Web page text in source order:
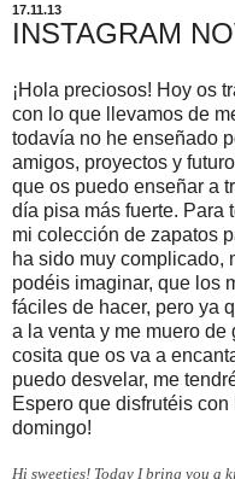
17.11.13
INSTAGRAM
¡Hola preciosos! Hoy os
con lo que llevamos de
todavía no he enseñado
amigos, proyectos y
que os puedo enseñar a
día pisa más fuerte. Para
mi colección de zapatos
ha sido muy complicado,
podéis imaginar, que los
fáciles de hacer, pero ya
a la venta y me muero de
cosita que os va a
puedo desvelar, me
Espero que disfrutéis
domingo!
Hi sweeties! Today I bring you a